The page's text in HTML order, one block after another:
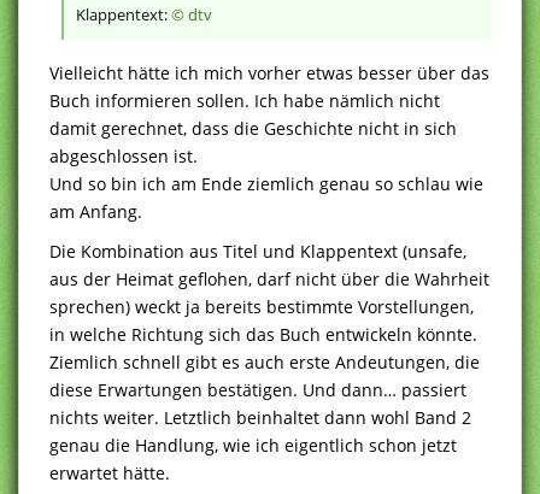
Klappentext:© dtv
Vielleicht hätte ich mich vorher etwas besser über das
Buch informieren sollen. Ich habe nämlich nicht
damit gerechnet, dass die Geschichte nicht in sich
abgeschlossen ist.
Und so bin ich am Ende ziemlich genau so schlau wie
am Anfang.
Die Kombination aus Titel und Klappentext (unsafe,
aus der Heimat geflohen, darf nicht über die Wahrheit
sprechen) weckt ja bereits bestimmte Vorstellungen,
in welche Richtung sich das Buch entwickeln könnte.
Ziemlich schnell gibt es auch erste Andeutungen, die
diese Erwartungen bestätigen. Und dann… passiert
nichts weiter. Letztlich beinhaltet dann wohl Band 2
genau die Handlung, wie ich eigentlich schon jetzt
erwartet hätte.